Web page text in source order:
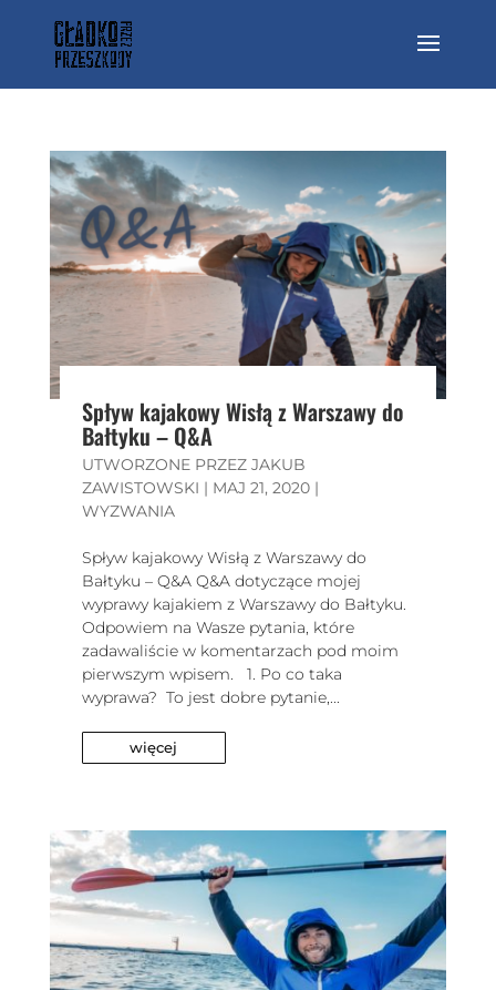
Spływ kajakowy Wisłą z Warszawy do
Bałtyku – Q&A
UTWORZONE PRZEZ JAKUB
ZAWISTOWSKI | MAJ 21, 2020|
WYZWANIA
Spływ kajakowy Wisłą z Warszawy do
Bałtyku – Q&A Q&A dotyczące mojej
wyprawy kajakiem z Warszawy do Bałtyku.
Odpowiem na Wasze pytania, które
zadawaliście w komentarzach pod moim
pierwszym wpisem. 1. Po co taka
wyprawa? ​ To jest dobre pytanie,...
więcej